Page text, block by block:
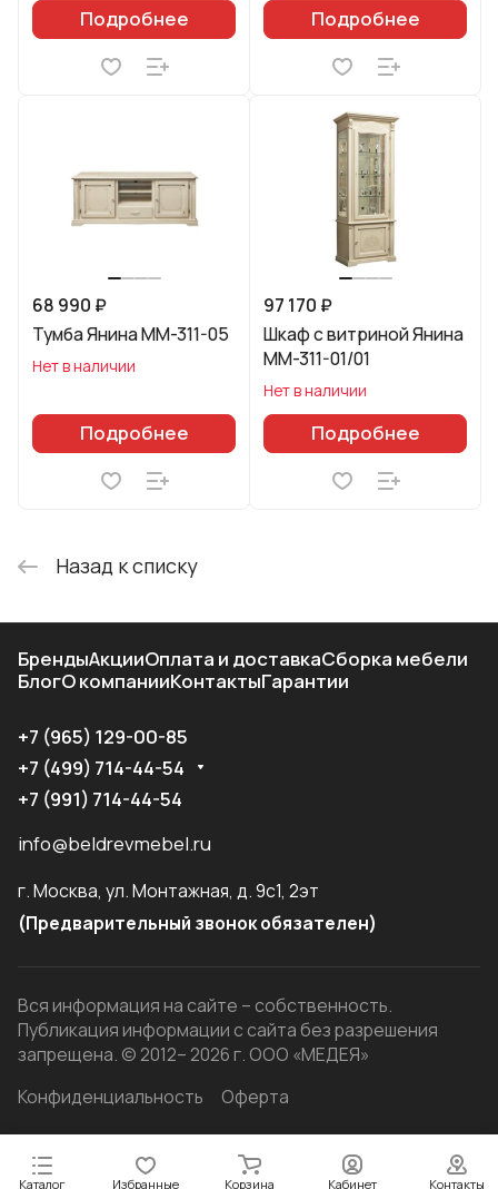
Подробнее Подробнее
68 990 ₽
Тумба Янина ММ-311-05
Нет в наличии
Подробнее
97 170 ₽
Шкаф с витриной Янина
ММ-311-01/01
Нет в наличии
Подробнее
Назад к списку
Каталог Избранные Корзина Кабинет Контакты
БрендыАкцииОплата и доставкаСборка мебели
БлогО компанииКонтактыГарантии
+7 (965) 129-00-85
+7 (499) 714-44-54
+7 (991) 714-44-54
info@beldrevmebel.ru
г. Москва, ул. Монтажная, д. 9с1, 2эт
(Предварительный звонок обязателен)
Вся информация на сайте – собственность.
Публикация информации с сайта без разрешения
запрещена. © 2012– 2026 г. ООО «МЕДЕЯ»
Конфиденциальность
Оферта